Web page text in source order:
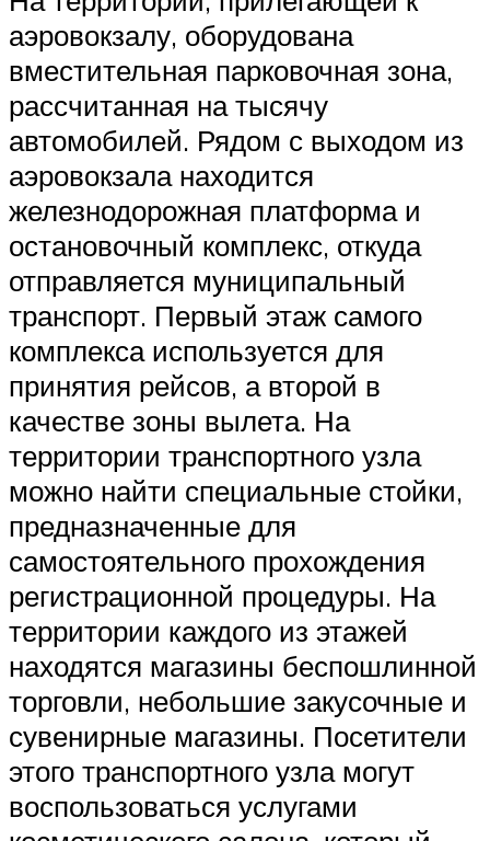
аэровокзалу, оборудована
вместительная парковочная зона,
рассчитанная на тысячу
автомобилей. Рядом с выходом из
аэровокзала находится
железнодорожная платформа и
остановочный комплекс, откуда
отправляется муниципальный
транспорт. Первый этаж самого
комплекса используется для
принятия рейсов, а второй в
качестве зоны вылета. На
территории транспортного узла
можно найти специальные стойки,
предназначенные для
самостоятельного прохождения
регистрационной процедуры. На
территории каждого из этажей
находятся магазины беспошлинной
торговли, небольшие закусочные и
сувенирные магазины. Посетители
этого транспортного узла могут
воспользоваться услугами